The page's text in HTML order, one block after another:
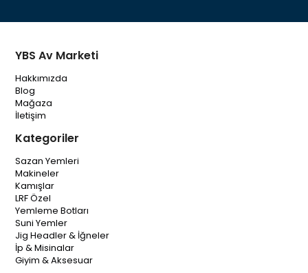
YBS Av Marketi
Hakkımızda
Blog
Mağaza
İletişim
Kategoriler
Sazan Yemleri
Makineler
Kamışlar
LRF Özel
Yemleme Botları
Suni Yemler
Jig Headler & İğneler
İp & Misinalar
Giyim & Aksesuar